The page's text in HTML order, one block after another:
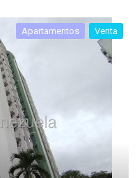
Apartamentos Venta